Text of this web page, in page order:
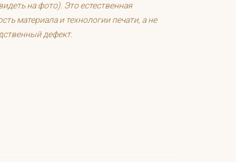
на фото). Это естественная
материала и технологии печати, а не
дефект.